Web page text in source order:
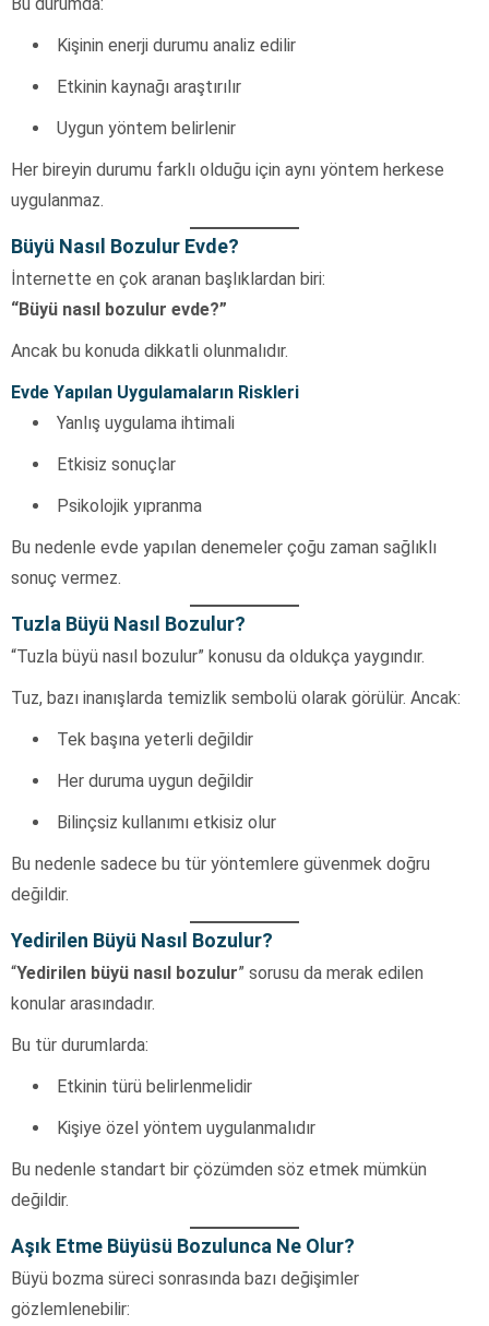
Bu durumda:
Kişinin enerji durumu analiz edilir
Etkinin kaynağı araştırılır
Uygun yöntem belirlenir
Her bireyin durumu farklı olduğu için aynı yöntem herkese
uygulanmaz.
Büyü Nasıl Bozulur Evde?
İnternette en çok aranan başlıklardan biri:
“Büyü nasıl bozulur evde?”
Ancak bu konuda dikkatli olunmalıdır.
Evde Yapılan Uygulamaların Riskleri
Yanlış uygulama ihtimali
Etkisiz sonuçlar
Psikolojik yıpranma
Bu nedenle evde yapılan denemeler çoğu zaman sağlıklı
sonuç vermez.
Tuzla Büyü Nasıl Bozulur?
“Tuzla büyü nasıl bozulur” konusu da oldukça yaygındır.
Tuz, bazı inanışlarda temizlik sembolü olarak görülür. Ancak:
Tek başına yeterli değildir
Her duruma uygun değildir
Bilinçsiz kullanımı etkisiz olur
Bu nedenle sadece bu tür yöntemlere güvenmek doğru
değildir.
Yedirilen Büyü Nasıl Bozulur?
“Yedirilen büyü nasıl bozulur” sorusu da merak edilen
konular arasındadır.
Bu tür durumlarda:
Etkinin türü belirlenmelidir
Kişiye özel yöntem uygulanmalıdır
Bu nedenle standart bir çözümden söz etmek mümkün
değildir.
Aşık Etme Büyüsü Bozulunca Ne Olur?
Büyü bozma süreci sonrasında bazı değişimler
gözlemlenebilir: